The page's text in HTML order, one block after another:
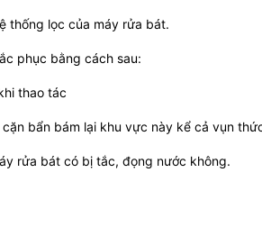
thống lọc của máy rửa bát.
phục bằng cách sau:
thao tác
bẩn bám lại khu vực này kể cả vụn
rửa bát có bị tắc, đọng nước không.